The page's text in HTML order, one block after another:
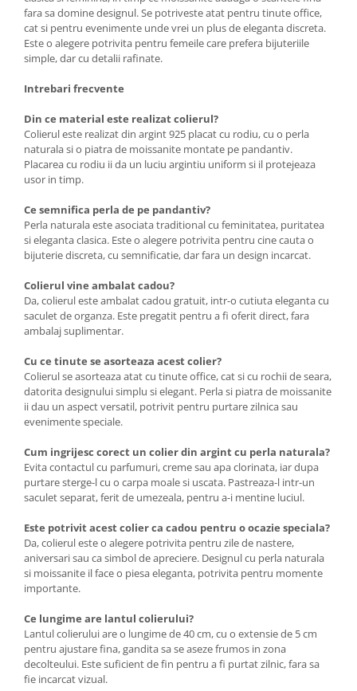
fara sa domine designul. Se potriveste atat pentru tinute office,
cat si pentru evenimente unde vrei un plus de eleganta discreta.
Este o alegere potrivita pentru femeile care prefera bijuteriile
simple, dar cu detalii rafinate.
Intrebari frecvente
Din ce material este realizat colierul?
Colierul este realizat din argint 925 placat cu rodiu, cu o perla
naturala si o piatra de moissanite montate pe pandantiv.
Placarea cu rodiu ii da un luciu argintiu uniform si il protejeaza
usor in timp.
Ce semnifica perla de pe pandantiv?
Perla naturala este asociata traditional cu feminitatea, puritatea
si eleganta clasica. Este o alegere potrivita pentru cine cauta o
bijuterie discreta, cu semnificatie, dar fara un design incarcat.
Colierul vine ambalat cadou?
Da, colierul este ambalat cadou gratuit, intr-o cutiuta eleganta cu
saculet de organza. Este pregatit pentru a fi oferit direct, fara
ambalaj suplimentar.
Cu ce tinute se asorteaza acest colier?
Colierul se asorteaza atat cu tinute office, cat si cu rochii de seara,
datorita designului simplu si elegant. Perla si piatra de moissanite
ii dau un aspect versatil, potrivit pentru purtare zilnica sau
evenimente speciale.
Cum ingrijesc corect un colier din argint cu perla naturala?
Evita contactul cu parfumuri, creme sau apa clorinata, iar dupa
purtare sterge-l cu o carpa moale si uscata. Pastreaza-l intr-un
saculet separat, ferit de umezeala, pentru a-i mentine luciul.
Este potrivit acest colier ca cadou pentru o ocazie speciala?
Da, colierul este o alegere potrivita pentru zile de nastere,
aniversari sau ca simbol de apreciere. Designul cu perla naturala
si moissanite il face o piesa eleganta, potrivita pentru momente
importante.
Ce lungime are lantul colierului?
Lantul colierului are o lungime de 40 cm, cu o extensie de 5 cm
pentru ajustare fina, gandita sa se aseze frumos in zona
decolteului. Este suficient de fin pentru a fi purtat zilnic, fara sa
fie incarcat vizual.